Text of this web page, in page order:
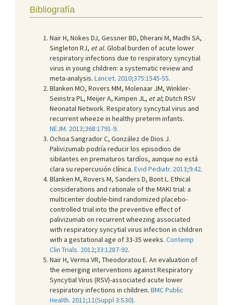
Bibliografía
Nair H, Nokes DJ, Gessner BD, Dherani M, Madhi SA,
Singleton RJ, et al.Global burden of acute lower
respiratory infections due to respiratory syncytial
virus in young children: a systematic review and
meta-analysis. Lancet. 2010;375:1545-55.
Blanken MO, Rovers MM, Molenaar JM, Winkler-
Seinstra PL, Meijer A, Kimpen JL, et al; Dutch RSV
Neonatal Network. Respiratory syncytial virus and
recurrent wheeze in healthy preterm infants.
NEJM. 2013;368:1791-9.
Ochoa Sangrador C, González de Dios J.
Palivizumab podría reducir los episodios de
sibilantes en prematuros tardíos, aunque no está
clara su repercusión clínica. Evid Pediatr. 2013;9:42.
Blanken M, Rovers M, Sanders D, Bont L. Ethical
considerations and rationale of the MAKI trial: a
multicenter double-bind randomized placebo-
controlled trial into the preventive effect of
palivizumab on recurrent wheezing associated
with respiratory syncytial virus infection in children
with a gestational age of 33-35 weeks. Contemp
Clin Trials. 2012;33:1287-92.
Nair H, Verma VR, Theodoratou E. An evaluation of
the emerging interventions against Respiratory
Syncytial Virus (RSV)-associated acute lower
respiratory infections in children. BMC Public
Health. 2011;11(Suppl 3:S30).